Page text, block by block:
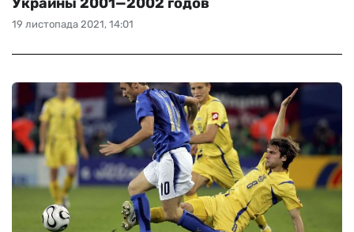
19 листопада 2021, 14:01